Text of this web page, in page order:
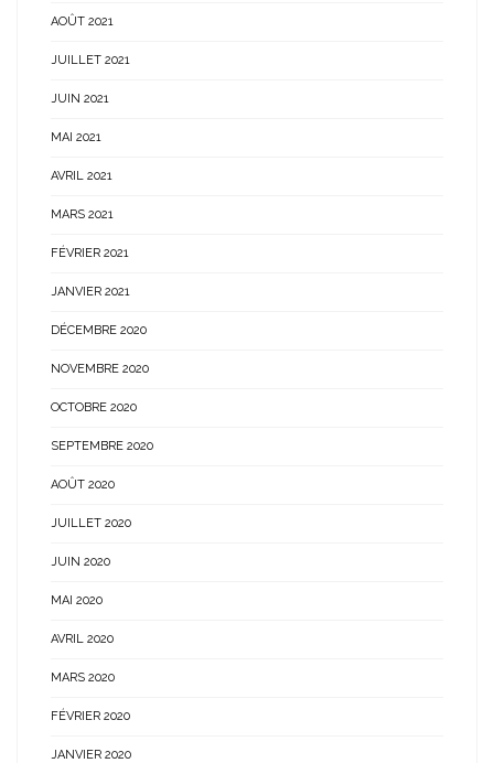
AOÛT 2021
JUILLET 2021
JUIN 2021
MAI 2021
AVRIL 2021
MARS 2021
FÉVRIER 2021
JANVIER 2021
DÉCEMBRE 2020
NOVEMBRE 2020
OCTOBRE 2020
SEPTEMBRE 2020
AOÛT 2020
JUILLET 2020
JUIN 2020
MAI 2020
AVRIL 2020
MARS 2020
FÉVRIER 2020
JANVIER 2020